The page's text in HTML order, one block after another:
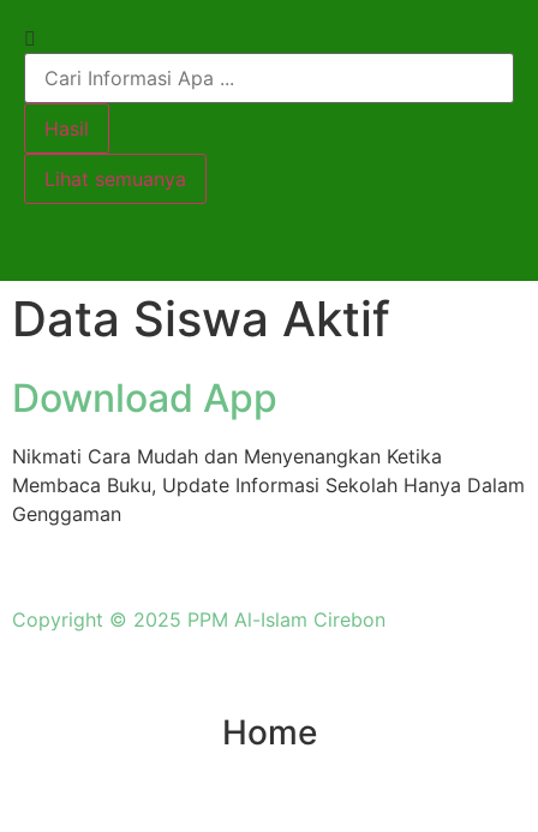
Hasil
Lihat semuanya
Data Siswa Aktif
Download App
Nikmati Cara Mudah dan Menyenangkan Ketika
Membaca Buku, Update Informasi Sekolah Hanya Dalam
Genggaman
Copyright © 2025 PPM Al-Islam Cirebon
Home